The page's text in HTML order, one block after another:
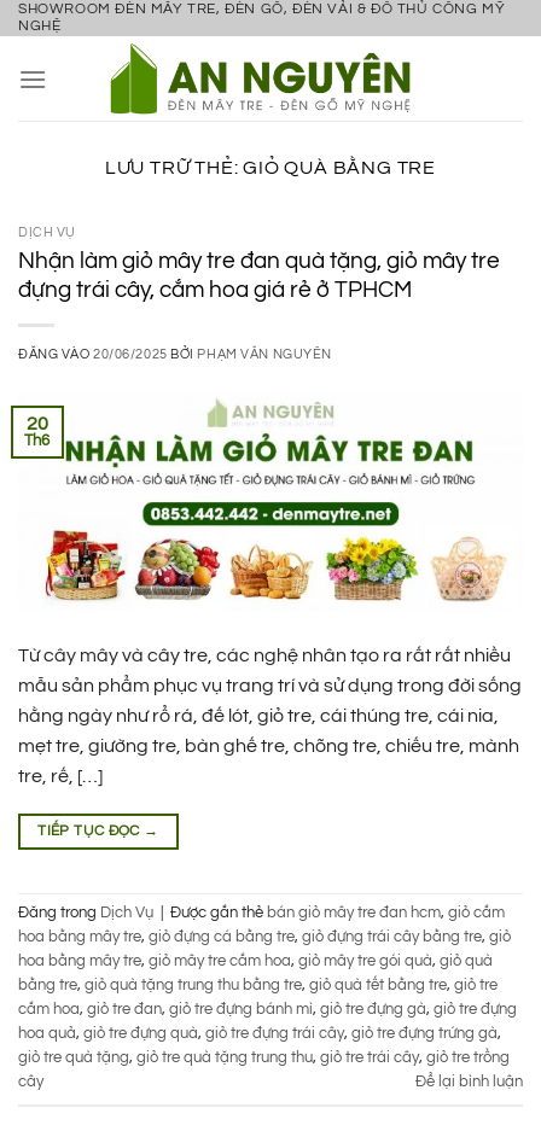
Bỏ
nội
SHOWROOM ĐÈN MÂY TRE, ĐÈN GỖ, ĐÈN VẢI & ĐỒ THỦ CÔNG MỸ
NGHỆ
LƯU TRỮ THẺ:GIỎ QUÀ BẰNG TRE
DỊCH VỤ
Nhận làm giỏ mây tre đan quà tặng, giỏ mây tre
đựng trái cây, cắm hoa giá rẻ ở TPHCM
ĐĂNG VÀO20/06/2025 BỞI PHẠM VĂN NGUYÊN
20
Th6
Từ cây mây và cây tre, các nghệ nhân tạo ra rất rất nhiều
mẫu sản phẩm phục vụ trang trí và sử dụng trong đời sống
hằng ngày như rổ rá, đế lót, giỏ tre, cái thúng tre, cái nia,
mẹt tre, giường tre, bàn ghế tre, chõng tre, chiếu tre, mành
tre, rế, […]
TIẾP TỤC ĐỌC →
Đăng trong Dịch Vụ Được gắn thẻ bán giỏ mây tre đan hcm, giỏ cắm
hoa bằng mây tre, giỏ đựng cá bằng tre, giỏ đựng trái cây bằng tre, giỏ
hoa bằng mây tre, giỏ mây tre cắm hoa, giỏ mây tre gói quà, giỏ quà
bằng tre, giỏ quà tặng trung thu bằng tre, giỏ quà tết bằng tre, giỏ tre
cắm hoa, giỏ tre đan, giỏ tre đựng bánh mì, giỏ tre đựng gà, giỏ tre đựng
hoa quả, giỏ tre đựng quà, giỏ tre đựng trái cây, giỏ tre đựng trứng gà,
giỏ tre quà tặng, giỏ tre quà tặng trung thu, giỏ tre trái cây, giỏ tre trồng
cây
Để lại bình luận